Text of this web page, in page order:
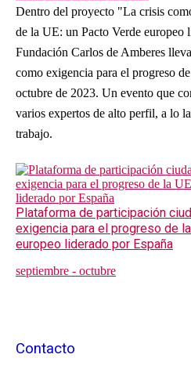
Dentro del proyecto "La crisis
de la UE: un Pacto Verde europeo
Fundación Carlos de Amberes
como exigencia para el progreso
octubre de 2023. Un evento que
varios expertos de alto perfil, a lo
trabajo.
Plataforma de participación
exigencia para el progreso de
europeo liderado por España
septiembre - octubre
Contacto